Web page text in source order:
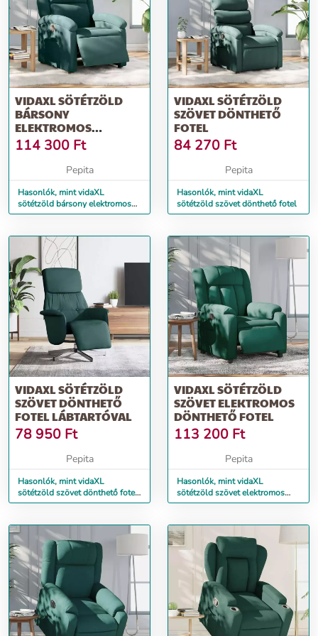
VIDAXL SÖTÉTZÖLD
BÁRSONY
ELEKTROMOS
DÖNTHETŐ FOTEL
114 300 Ft
Pepita
Hasonlók, mint vidaXL
sötétzöld bársony elektromos
dönthető fotel
VIDAXL SÖTÉTZÖLD
SZÖVET DÖNTHETŐ
FOTEL
84 270 Ft
Pepita
Hasonlók, mint vidaXL
sötétzöld szövet dönthető fotel
VIDAXL SÖTÉTZÖLD
SZÖVET DÖNTHETŐ
FOTEL LÁBTARTÓVAL
78 950 Ft
Pepita
Hasonlók, mint vidaXL
sötétzöld szövet dönthető fotel
lábtartóval
VIDAXL SÖTÉTZÖLD
SZÖVET ELEKTROMOS
DÖNTHETŐ FOTEL
113 200 Ft
Pepita
Hasonlók, mint vidaXL
sötétzöld szövet elektromos
dönthető fotel